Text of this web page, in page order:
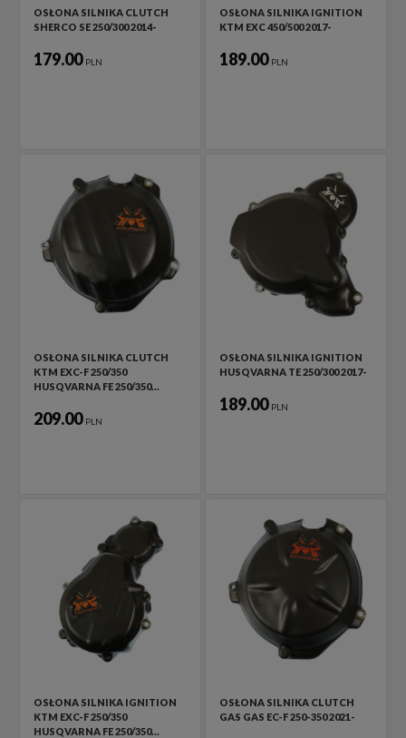
OSŁONA SILNIKA CLUTCH
SHERCO SE 250/300 2014-
179.00 PLN
OSŁONA SILNIKA IGNITION
KTM EXC 450/500 2017-
189.00 PLN
OSŁONA SILNIKA CLUTCH
KTM EXC-F 250/350
HUSQVARNA FE 250/350…
209.00 PLN
OSŁONA SILNIKA IGNITION
HUSQVARNA TE 250/300 2017-
189.00 PLN
OSŁONA SILNIKA IGNITION
KTM EXC-F 250/350
HUSQVARNA FE 250/350…
OSŁONA SILNIKA CLUTCH
GAS GAS EC-F 250-350 2021-